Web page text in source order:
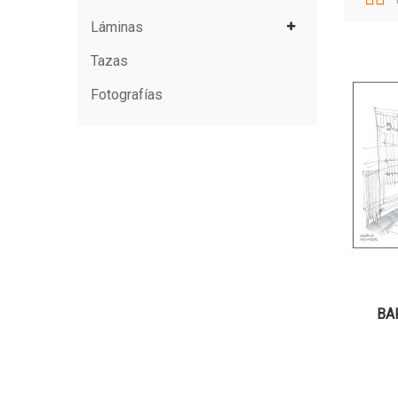
Láminas
Tazas
Fotografías